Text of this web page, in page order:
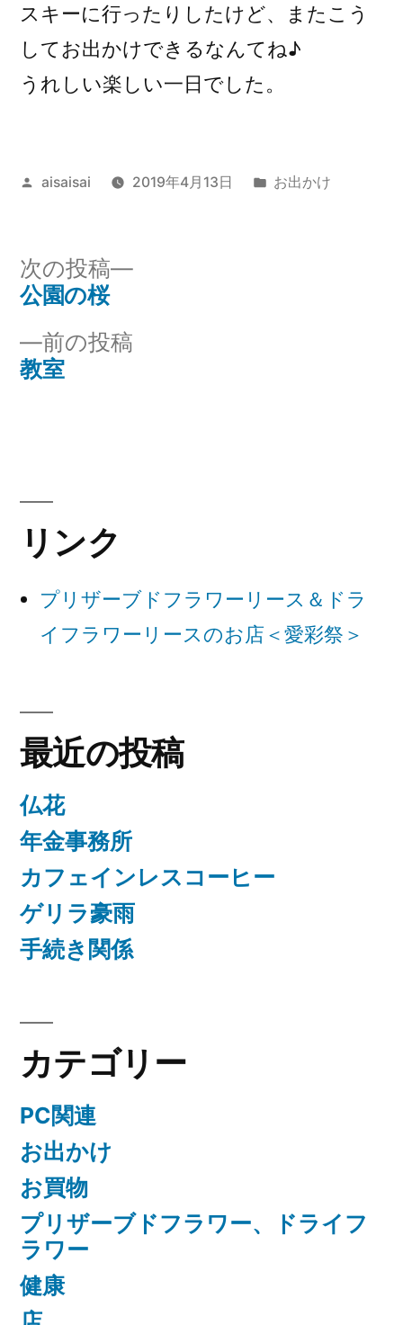
スキーに行ったりしたけど、またこう
してお出かけできるなんてね♪
うれしい楽しい一日でした。
投
aisaisai 2019年4月13日
カ
お出かけ
投
稿
ナ
ー
シ
ョ
前の投稿
教室
次の投稿
次
公園の桜
リンク
プリザーブドフラワーリース＆ドラ
イフラワーリースのお店＜愛彩祭＞
最近の投稿
仏花
年金事務所
カフェインレスコーヒー
ゲリラ豪雨
手続き関係
カテゴリー
PC関連
お出かけ
お買物
プリザーブドフラワー、ドライフ
ラワー
健康